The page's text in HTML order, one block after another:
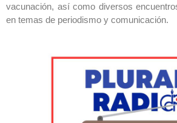
vacunación, así como diversos
en temas de periodismo y comunicación.